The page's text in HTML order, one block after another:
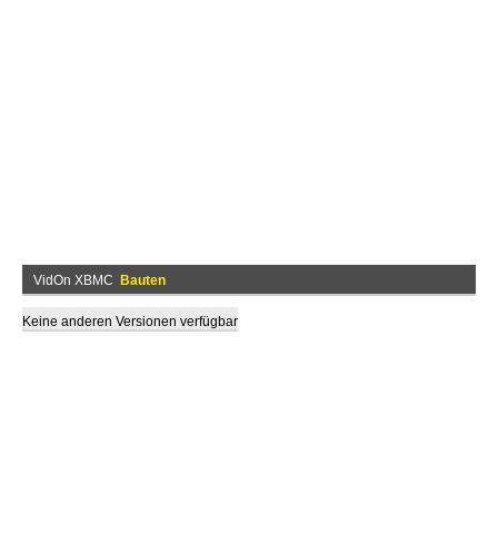
VidOn XBMC Bauten
Keine anderen Versionen verfügbar